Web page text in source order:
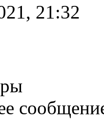
21:32